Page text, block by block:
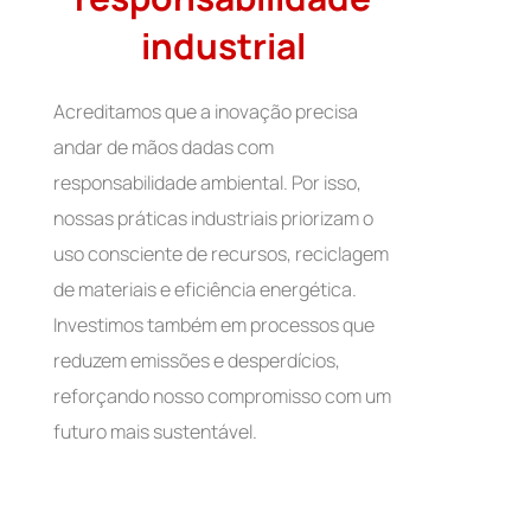
industrial
Acreditamos que a inovação precisa
andar de mãos dadas com
responsabilidade ambiental. Por isso,
nossas práticas industriais priorizam o
uso consciente de recursos, reciclagem
de materiais e eficiência energética.
Investimos também em processos que
reduzem emissões e desperdícios,
reforçando nosso compromisso com um
futuro mais sustentável.